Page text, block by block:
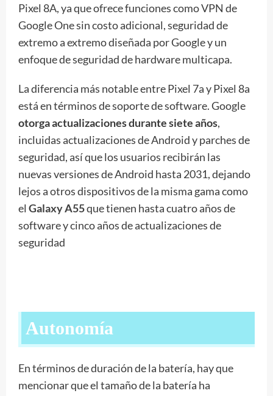
Pixel 8A, ya que ofrece funciones como VPN de
Google One sin costo adicional, seguridad de
extremo a extremo diseñada por Google y un
enfoque de seguridad de hardware multicapa.
La diferencia más notable entre Pixel 7a y Pixel 8a
está en términos de soporte de software. Google
otorga actualizaciones durante siete años,
incluidas actualizaciones de Android y parches de
seguridad, así que los usuarios recibirán las
nuevas versiones de Android hasta 2031, dejando
lejos a otros dispositivos de la misma gama como
el Galaxy A55que tienen hasta cuatro años de
software y cinco años de actualizaciones de
seguridad
Autonomía
En términos de duración de la batería, hay que
mencionar que el tamaño de la batería ha